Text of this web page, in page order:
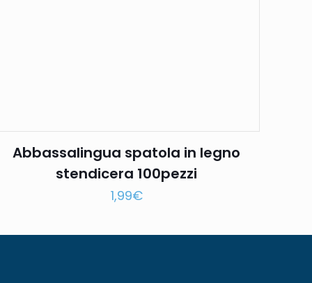
Abbassalingua spatola in legno
stendicera 100pezzi
1,99€